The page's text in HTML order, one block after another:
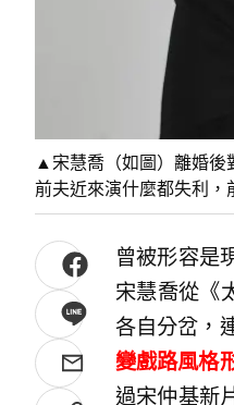
▲宋慧喬（如圖）離婚後
前夫近來演什麼都失利，
曾被形容是
宋慧喬從《
各自分岔，
變戲路風格
過宋仲基新